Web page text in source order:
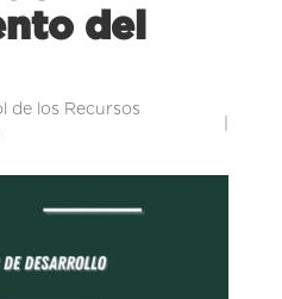
del
de los Recursos
|